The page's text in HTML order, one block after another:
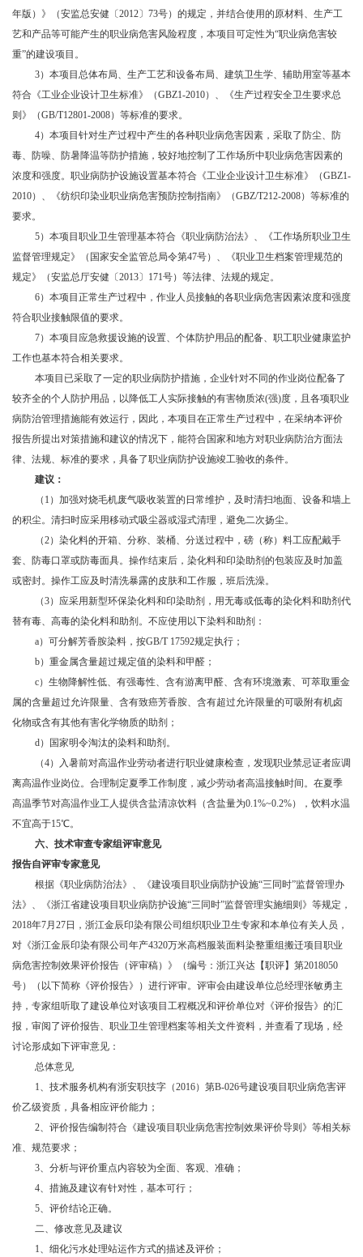
年版）》（安监总安健〔2012〕73号）的规定，并结合使用的原材料、生产工
艺和产品等可能产生的职业病危害风险程度，本项目可定性为“职业病危害较
重”的建设项目。
3）本项目总体布局、生产工艺和设备布局、建筑卫生学、辅助用室等基本
符合《工业企业设计卫生标准》（GBZ1-2010）、《生产过程安全卫生要求总
则》（GB/T12801-2008）等标准的要求。
4）本项目针对生产过程中产生的各种职业病危害因素，采取了防尘、防
毒、防噪、防暑降温等防护措施，较好地控制了工作场所中职业病危害因素的
浓度和强度。职业病防护设施设置基本符合《工业企业设计卫生标准》（GBZ1-
2010）、《纺织印染业职业病危害预防控制指南》（GBZ/T212-2008）等标准的
要求。
5） 本项目职业卫生管理基本符合 《职业病防治法》、《工作场所职业卫生
监督管理规定》（国家安全监管总局令第47号）、《职业卫生档案管理规范的
规定》（安监总厅安健〔2013〕171号）等法律、法规的规定。
6）本项目正常生产过程中，作业人员接触的各职业病危害因素浓度和强度
符合职业接触限值的要求。
7）本项目应急救援设施的设置、个体防护用品的配备、职工职业健康监护
工作也基本符合相关要求。
本项目已采取了一定的职业病防护措施，企业针对不同的作业岗位配备了
较齐全的个人防护用品，以降低工人实际接触的有害物质浓(强)度，且各项职业
病防治管理措施能有效运行，因此，本项目在正常生产过程中，在采纳本评价
报告所提出对策措施和建议的情况下，能符合国家和地方对职业病防治方面法
律、法规、标准的要求，具备了职业病防护设施竣工验收的条件。
建议：
（ 1）加强对烧毛机废气吸收装置的日常维护，及时清扫地面、设备和墙上
的积尘。清扫时应采用移动式吸尘器或湿式清理，避免二次扬尘。
（2）染化料的开箱、分称、装桶、分送过程中，磅（称）料工应配戴手
套、防毒口罩或防毒面具。操作结束后，染化料和印染助剂的包装应及时加盖
或密封。操作工应及时清洗暴露的皮肤和工作服，班后洗澡。
（3）应采用新型环保染化料和印染助剂，用无毒或低毒的染化料和助剂代
替有毒、高毒的染化料和助剂。不应使用以下染料和助剂：
a）可分解芳香胺染料，按GB/T 17592规定执行；
b）重金属含量超过规定值的染料和甲醛；
c）生物降解性低、有强毒性、含有游离甲醛、含有环境激素、可萃取重金
属的含量超过允许限量、含有致癌芳香胺、含有超过允许限量的可吸附有机卤
化物或含有其他有害化学物质的助剂；
d）国家明令淘汰的染料和助剂。
（4）入暑前对高温作业劳动者进行职业健康检查，发现职业禁忌证者应调
离高温作业岗位。合理制定夏季工作制度，减少劳动者高温接触时间。在夏季
高温季节对高温作业工人提供含盐清凉饮料（含盐量为0.1%~0.2%），饮料水温
不宜高于15℃。
六、 技术审查专家组评审意见
报告自评审专家意见
根据《职业病防治法》、《建设项目职业病防护设施“三同时”监督管理办
法》、《浙江省建设项目职业病防护设施“三同时”监督管理实施细则》等规定，
2018年7月 27日， 浙江金辰印染有限公司 组织职业卫生专家和本单位有关人员，
对《浙江金辰印染有限公司年产4320万米高档服装面料染整重组搬迁项目职业
病危害控制效果评价报告 （评审稿）》（编号：浙江兴达【职评】第2018050
号）（以下简称《评价报告》）进行评审。评审会由建设单位总经理张敏勇主
持，专家组听取了建设单位对该项目工程概况和评价单位对《评价报告》的汇
报，审阅了评价报告、职业卫生管理档案等相关文件资料，并查看了现场，经
讨论形成如下评审意见：
总体意见
1、技术服务机构有浙安职技字（2016）第B-026号建设项目职业病危害评
价乙级资质，具备相应评价能力；
2、评价报告编制符合《建设项目职业病危害控制效果评价导则》等相关标
准、规范要求；
3、分析与评价重点内容较为全面、客观、准确；
4、措施及建议有针对性，基本可行；
5、评价结论正确。
二、修改意见及建议
1、细化污水处理站运作方式的描述及评价 ；